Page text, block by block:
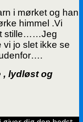
i mørket og han
himmel .Vi
stille……Jeg
jo slet ikke se
, lydløst og